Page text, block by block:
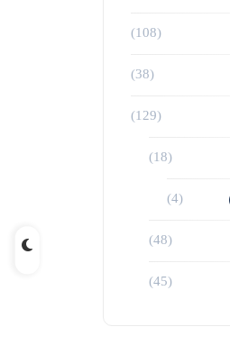
(108)
(38)
(129)
(18)
(4)
(48)
(45)